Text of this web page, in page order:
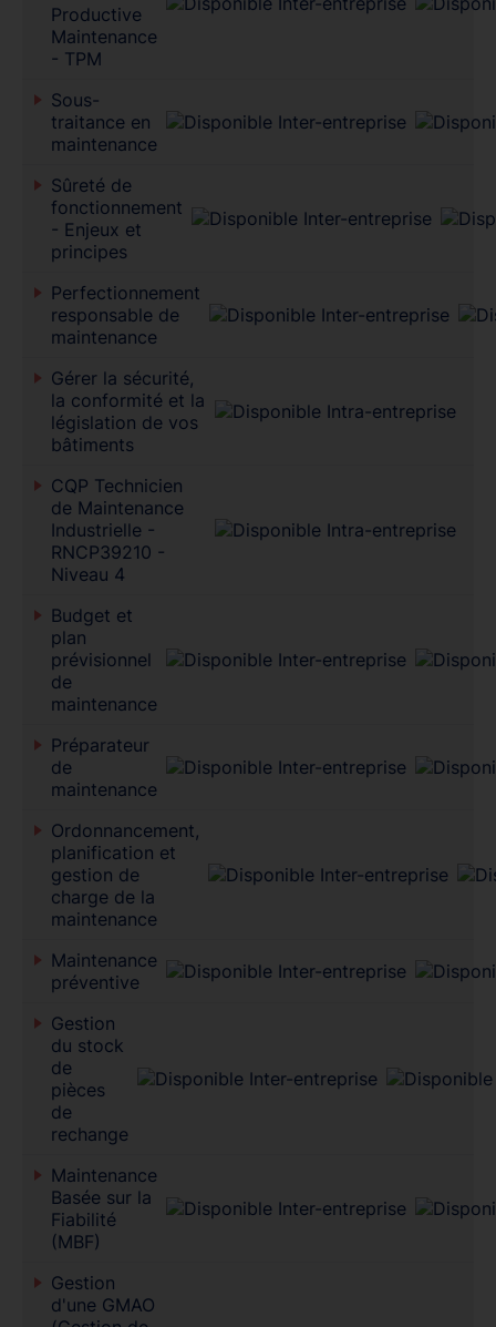
Productive
Maintenance
- TPM
Sous-
traitance en
maintenance
Sûreté de
fonctionnement
- Enjeux et
principes
Perfectionnement
responsable de
maintenance
Gérer la sécurité,
la conformité et la
législation de vos
bâtiments
CQP Technicien
de Maintenance
Industrielle -
RNCP39210 -
Niveau 4
Budget et
plan
prévisionnel
de
maintenance
Préparateur
de
maintenance
Ordonnancement,
planification et
gestion de
charge de la
maintenance
Maintenance
préventive
Gestion
du stock
de
pièces
de
rechange
Maintenance
Basée sur la
Fiabilité
(MBF)
Gestion
d'une GMAO